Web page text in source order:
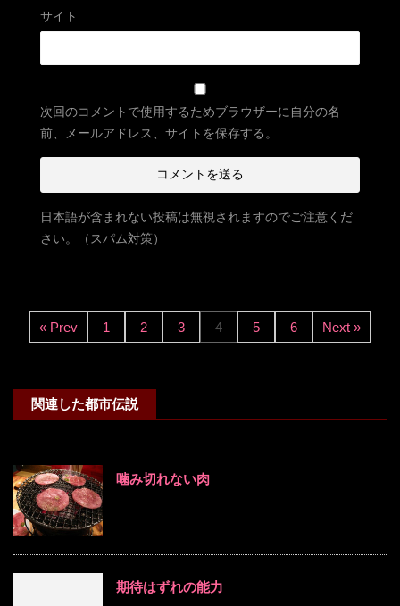
サイト
次回のコメントで使用するためブラウザーに自分の名
前、メールアドレス、サイトを保存する。
日本語が含まれない投稿は無視されますのでご注意くだ
さい。（スパム対策）
« Prev 1 2 3 4 5 6 Next »
関連した都市伝説
噛み切れない肉
期待はずれの能力